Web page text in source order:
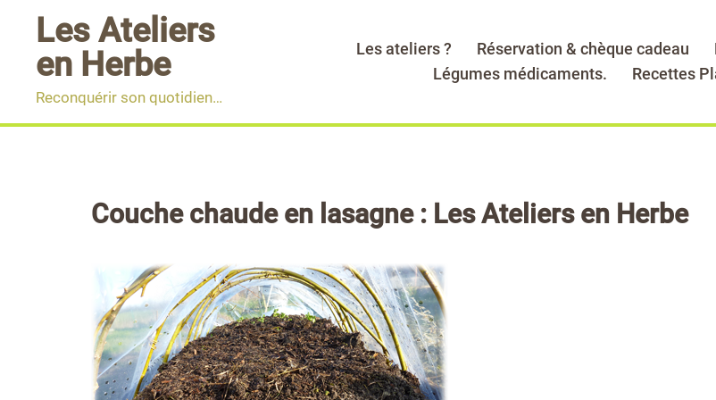
contenu
Les Ateliers
en Herbe
Reconquérir son quotidien…
Les ateliers ? Réservation & chèque cadeau
Légumes médicaments.
Recettes
Couche chaude en lasagne : Les Ateliers en Herbe